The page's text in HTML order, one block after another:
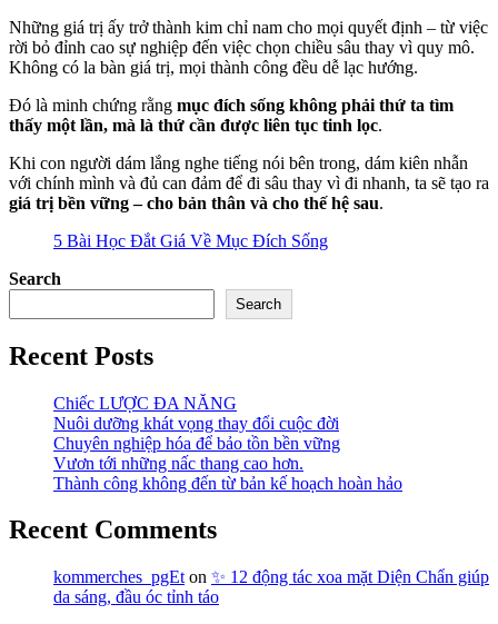
Những giá trị ấy trở thành kim chỉ nam cho mọi quyết định – từ việc
rời bỏ đỉnh cao sự nghiệp đến việc chọn chiều sâu thay vì quy mô.
Không có la bàn giá trị, mọi thành công đều dễ lạc hướng.
Đó là minh chứng rằng mục đích sống không phải thứ ta tìm
thấy một lần, mà là thứ cần được liên tục tinh lọc.
Khi con người dám lắng nghe tiếng nói bên trong, dám kiên nhẫn
với chính mình và đủ can đảm để đi sâu thay vì đi nhanh, ta sẽ tạo ra
giá trị bền vững – cho bản thân và cho thế hệ sau.
5 Bài Học Đắt Giá Về Mục Đích Sống
Search
Search
Recent Posts
Chiếc LƯỢC ĐA NĂNG
Nuôi dưỡng khát vọng thay đổi cuộc đời
Chuyên nghiệp hóa để bảo tồn bền vững
Vươn tới những nấc thang cao hơn.
Thành công không đến từ bản kế hoạch hoàn hảo
Recent Comments
kommerches_pgEt on ✨ 12 động tác xoa mặt Diện Chẩn giúp
da sáng, đầu óc tỉnh táo